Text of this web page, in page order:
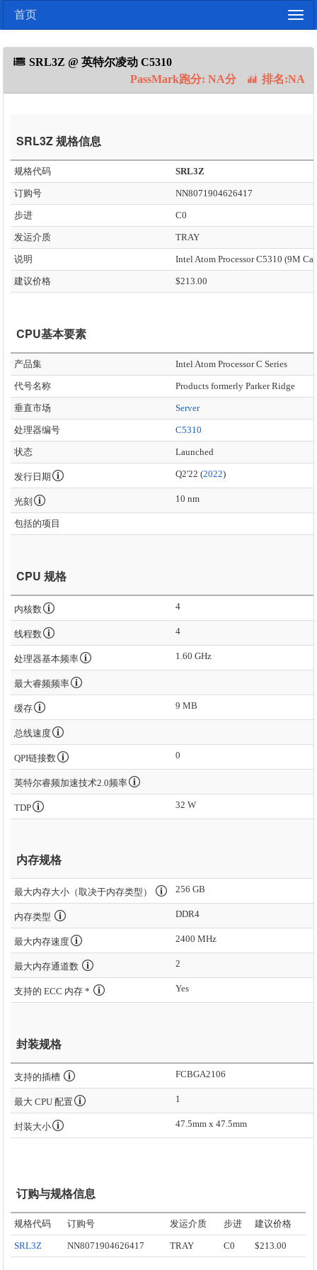
首页
SRL3Z @ 英特尔凌动 C5310
PassMark跑分: NA分
排名:NA
SRL3Z 规格信息
规格代码 SRL3Z
订购号 NN8071904626417
步进 C0
发运介质 TRAY
说明
建议价格 $213.00
CPU基本要素
产品集 Intel Atom Processor C Series
代号名称 Products formerly Parker Ridge
垂直市场 Server
处理器编号 C5310
状态 Launched
发行日期 Q2'22 (2022)
光刻 10 nm
包括的项目
CPU 规格
内核数 4
线程数 4
处理器基本频率 1.60 GHz
最大睿频频率
缓存 9 MB
总线速度
QPI链接数 0
英特尔睿频加速技术2.0频率
TDP 32 W
内存规格
最大内存大小（取决于内存类型） 256 GB
内存类型 DDR4
最大内存速度 2400 MHz
最大内存通道数 2
支持的 ECC 内存 * Yes
封装规格
支持的插槽 FCBGA2106
最大 CPU 配置 1
封装大小 47.5mm x 47.5mm
订购与规格信息
规格代码 订购号 发运介质 步进 建议价格
SRL3Z NN8071904626417 TRAY C0 $213.00